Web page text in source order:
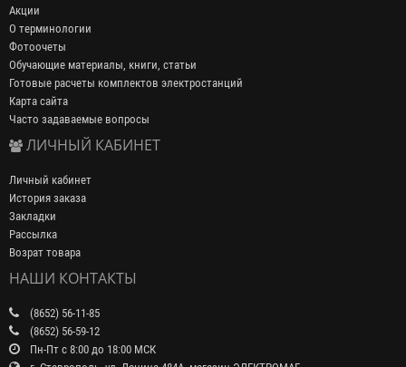
Акции
О терминологии
Фотоочеты
Обучающие материалы, книги, статьи
Готовые расчеты комплектов электростанций
Карта сайта
Часто задаваемые вопросы
ЛИЧНЫЙ КАБИНЕТ
Личный кабинет
История заказа
Закладки
Рассылка
Возрат товара
НАШИ КОНТАКТЫ
(8652) 56-11-85
(8652) 56-59-12
Пн-Пт с 8:00 до 18:00 МСК